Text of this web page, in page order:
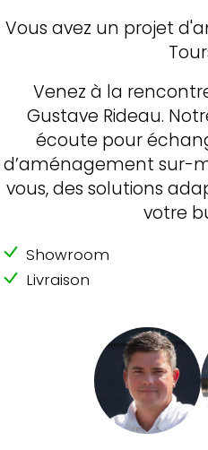
Vous avez un projet
Venez à la
Gustave Rideau.
écoute pour
d’aménagement sur-
vous, des solutions
votre
Showroom
Livraison